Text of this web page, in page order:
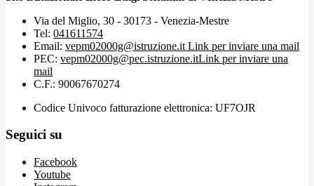
Via del Miglio, 30 - 30173 - Venezia-Mestre
Tel: 041611574
Email: vepm02000g@istruzione.it Link per inviare una mail
PEC: vepm02000g@pec.istruzione.itLink per inviare una
mail
C.F.: 90067670274
Codice Univoco fatturazione elettronica: UF7OJR
Seguici su
Facebook
Youtube